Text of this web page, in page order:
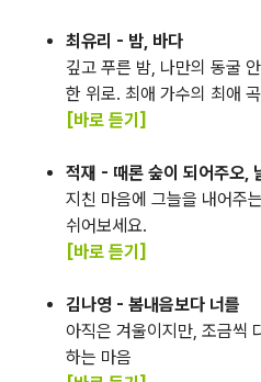
최유리 - 밤, 바다
깊고 푸른 밤, 나만의 동굴
한 위로. 최애 가수의 최애
[바로 듣기]
적재 - 때론 숲이 되어주오,
지친 마음에 그늘을 내어주
쉬어보세요.
[바로 듣기]
김나영 - 봄내음보다 너를
아직은 겨울이지만, 조금씩
하는 마음